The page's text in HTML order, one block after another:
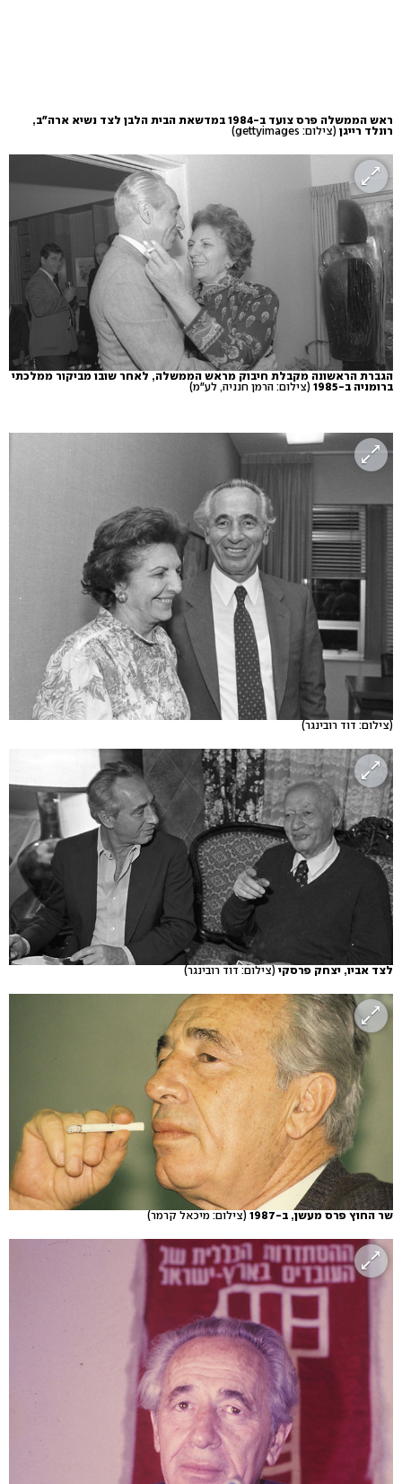
ראש הממשלה פרס צועד ב-1984 במדשאת הבית הלבן לצד נשיא ארה"ב,
רונלד רייגן (צילום: gettyimages)
הגברת הראשונה מקבלת חיבוק מראש הממשלה, לאחר שובו מביקור ממלכתי
ברומניה ב-1985
(צילום: הרמן חנניה, לע"מ)
(צילום: דוד רובינגר)
לצד אביו, יצחק פרסקי (צילום: דוד רובינגר)
שר החוץ פרס מעשן, ב-1987 (צילום: מיכאל קרמר)